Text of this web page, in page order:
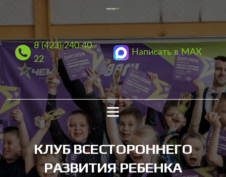
8 (423) 240 40
22
Написать в MAX
КЛУБ ВСЕСТОРОННЕГО
РАЗВИТИЯ РЕБЕНКА